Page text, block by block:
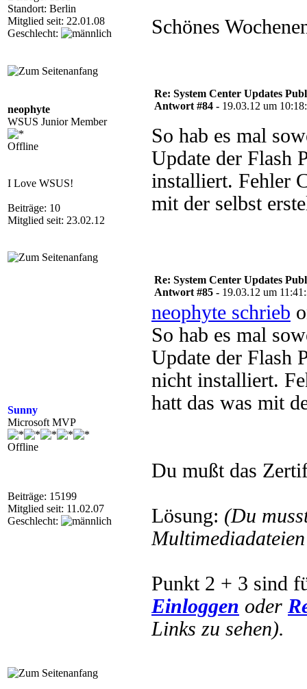
Standort: Berlin
Mitglied seit: 22.01.08
Geschlecht:
Schönes
neophyte
WSUS Junior Member
Offline
I Love WSUS!
Beiträge: 10
Mitglied seit: 23.02.12
Re: System Center Updates
Antwort #84 - 19.03.12 um
So hab es mal
Update der Flash
installiert. Fehler
mit der selbst
Sunny
Microsoft MVP
Offline
Beiträge: 15199
Mitglied seit: 11.02.07
Geschlecht:
Re: System Center Updates
Antwort #85 - 19.03.12 um
neophyte schrieb
So hab es mal
Update der Flash
nicht installiert.
hatt das was mit
Du mußt das
Lösung: (Du
Punkt 2 + 3 sind
Einloggen oder
Links zu sehen).